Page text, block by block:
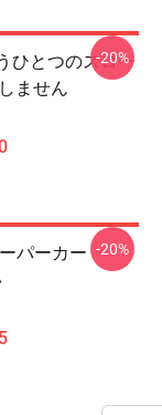
ひとつのスロー
ません
-20%
パーカー -20%